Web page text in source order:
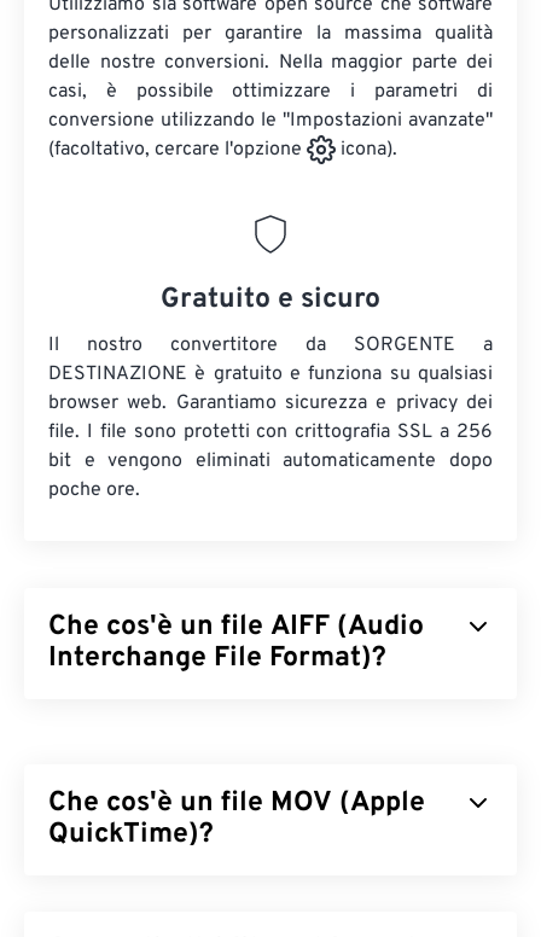
Utilizziamo sia software open source che software
personalizzati per garantire la massima qualità
delle nostre conversioni. Nella maggior parte dei
casi, è possibile ottimizzare i parametri di
conversione utilizzando le "Impostazioni avanzate"
(facoltativo, cercare l'opzione
icona).
Gratuito e sicuro
Il nostro convertitore da SORGENTE a
DESTINAZIONE è gratuito e funziona su qualsiasi
browser web. Garantiamo sicurezza e privacy dei
file. I file sono protetti con crittografia SSL a 256
bit e vengono eliminati automaticamente dopo
poche ore.
Che cos'è un file AIFF (Audio
Interchange File Format)?
utilizzano, in particolare gli utenti delle piattaforme
Apple. Èlossless, il che significa che non vi è
Che cos'è un file MOV (Apple
QuickTime)?